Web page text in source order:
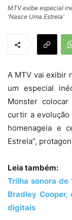
MTV exibe especial
'Nasce Uma Estrela'
A MTV vai exibir
um especial
Monster
curtir a evolução
homenageia e
Estrela”,
Leia também:
Trilha sonora de
Bradley
digitais